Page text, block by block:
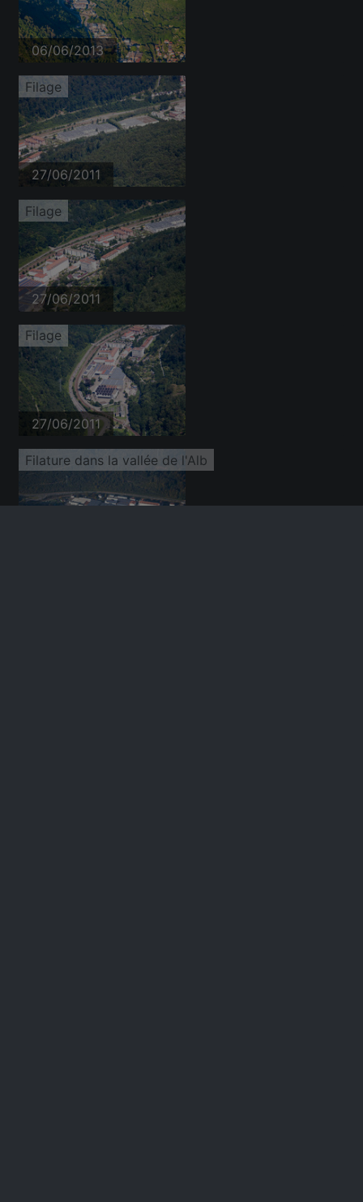
06/06/2013
Filage
27/06/2011
Filage
27/06/2011
Filage
27/06/2011
Filature dans la vallée de l'Alb